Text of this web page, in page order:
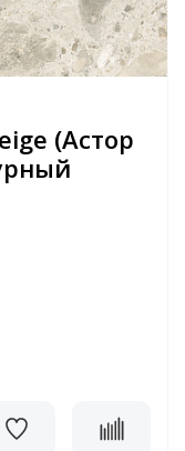
(Астор